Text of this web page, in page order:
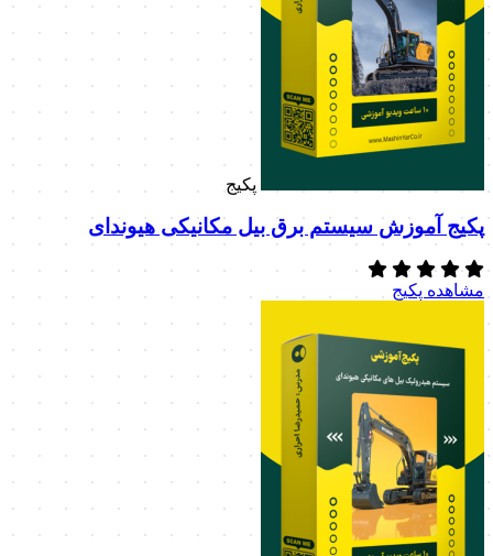
پکیج
پکیج آموزش سیستم برق بیل مکانیکی هیوندای
مشاهده پکیج